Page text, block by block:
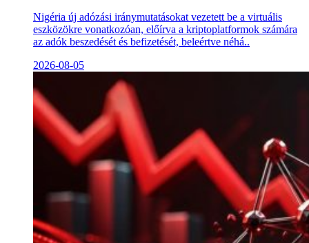
Nigéria új adózási iránymutatásokat vezetett be a virtuális
eszközökre vonatkozóan, előírva a kriptoplatformok számára
az adók beszedését és befizetését, beleértve néhá..
2026-08-05